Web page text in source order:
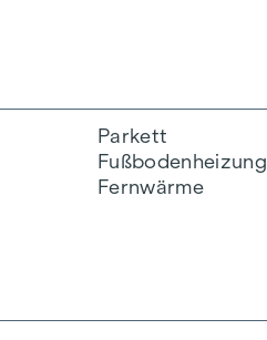
Parkett
Fußbodenheizung
Fernwärme